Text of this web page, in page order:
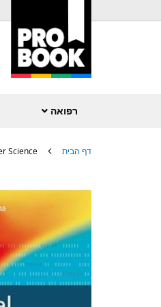
to
Content
רפואה
דף הבית Science
לסוף
גלריית
תמונות